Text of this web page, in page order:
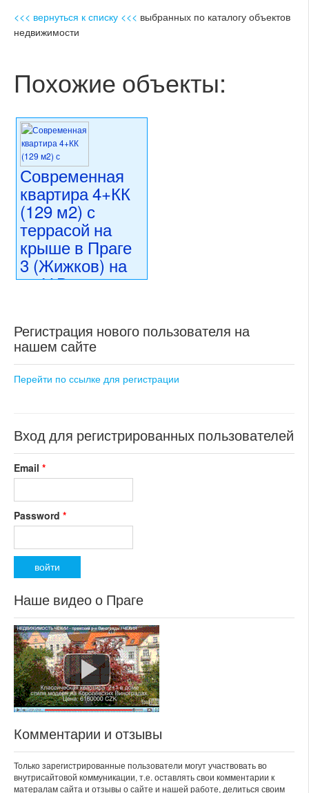
<<< вернуться к списку <<< выбранных по каталогу объектов
недвижимости
Похожие объекты:
Современная
квартира 4+КК
(129 м2) с
террасой на
крыше в Праге
3 (Жижков) на
ул.У Виктории
раздел: квартиры
состояние: новостройка
Регистрация нового пользователя на
нашем сайте
Перейти по ссылке для регистрации
Вход для регистрированных пользователей
Email *
Password *
Наше видео о Праге
Комментарии и отзывы
Только зарегистрированные пользователи могут участвовать во
внутрисайтовой коммуникации, т.е. оставлять свои комментарии к
матералам сайта и отзывы о сайте и нашей работе, делиться своим